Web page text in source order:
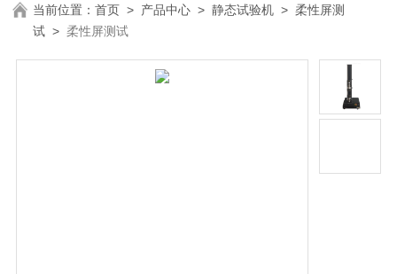
当前位置：首页 > 产品中心 >静态试验机 >柔性屏测
试 >柔性屏测试